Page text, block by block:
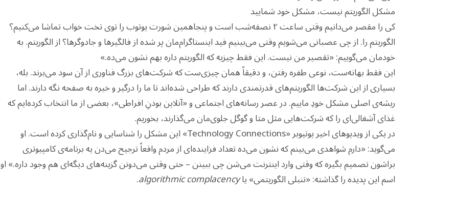
مشکل الگوریتم نیست، مشکل خود شمایید
کی را مقصر می‌دانیم وقتی ساعت ۲ نصفه‌شب است و پنجاهمین شورت یوتوب را توی تخت خواب تماشا می‌کنیم؟
الگوریتم را. از چی عصبانی می‌شویم وقتی می‌بینیم فید اینستاگرام‌مان پر شده از فالگیرها و جادوگرها؟ از الگوریتم. به
خودمان می‌گوییم: «تقصیر من نیست. این فقط چیزیه که الگوریتم داره بهم نشون می‌ده.»
این فقط بهانه‌ست، نوعی طفره رفتن، و دقیقاً همان چیزی‌ست که شرکت‌های بزرگ فناوری از آن سود می‌برند. بله،
بسیاری از این شرکت‌ها الگوریتم‌های قدرتمندی دارند که طراحی شده‌اند تا ما را درگیر و خیره به صفحه نگه دارند. اما
ریشه‌ی اصلی مشکل خودِ ماییم. در عصر رسانه‌های اجتماعی و «آنلاین بودنِ افراطی»، بعضی از ما انتخاب کرده‌ایم که
غذای آشغالی‌ای را که شرکت‌هایی مثل متا و گوگل جلوی‌مان می‌گذارند، بخوریم.
در یکی از ویدیوهای اخیر یوتیوبر «Technology Connections» این مشکل را شناسایی و نام‌گذاری کرده است. او
می‌گوید: «دارم شواهدی می‌بینم که نشون می‌ده تعداد فزاینده‌ای از مردم واقعاً ترجیح می‌دن یه برنامه‌ی کامپیوتری
براشون تصمیم بگیره که وقتی وارد اینترنت می‌شن چی ببینن – حتی وقتی می‌دونن گزینه‌های دیگه‌ای هم وجود داره.» او
اسم این پدیده را گذاشته: «تنبلی الگوریتمی» یاalgorithmic complacency
.